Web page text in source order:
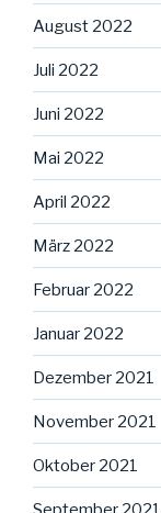
August 2022
Juli 2022
Juni 2022
Mai 2022
April 2022
März 2022
Februar 2022
Januar 2022
Dezember 2021
November 2021
Oktober 2021